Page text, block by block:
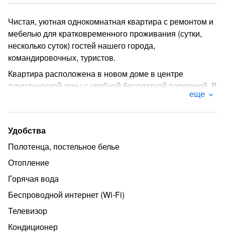
Чистая, уютная однокомнатная квартира с ремонтом и
мебелью для кратковременного проживания (сутки,
несколько суток) гостей нашего города,
командировочных, туристов.
Квартира расположена в новом доме в центре
туристической зоны с удобной бесплатной парковкой. В
пешей доступности находятся: стадион Арена "Марий
Эл", набережная Брюгге, Патриаршая площадь,
супермаркеты. Кафе, банкомат, аптека и многое др.
В квартире есть все для комфортного проживания!
Не сдается для шумных компаний, вечеринок и пр.
Квартира только для проживания!
еще
Удобства
Полотенца, постельное белье
Отопление
Горячая вода
Беспроводной интернет (Wi‑Fi)
Телевизор
Кондиционер